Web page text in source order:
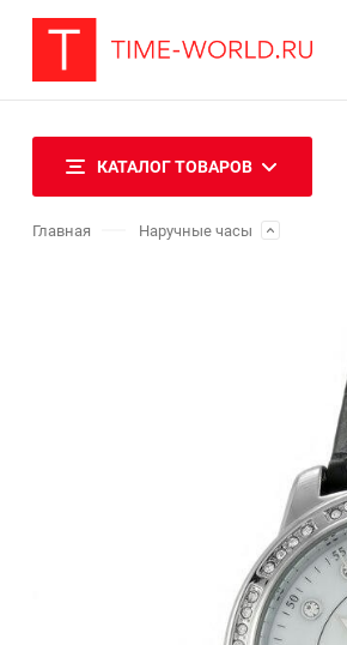
КАТАЛОГ ТОВАРОВ
Главная Наручные часы